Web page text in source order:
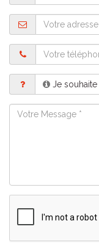
Adresse
Téléphone
MotifJe
Message